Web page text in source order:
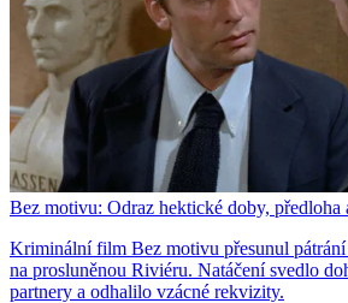
Bez motivu: Odraz hektické doby, předloha
Kriminální film Bez motivu přesunul pátrání
na prosluněnou Riviéru. Natáčení svedlo
partnery a odhalilo vzácné rekvizity.